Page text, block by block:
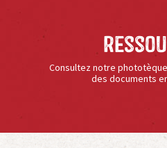
Consultez notre
des documents